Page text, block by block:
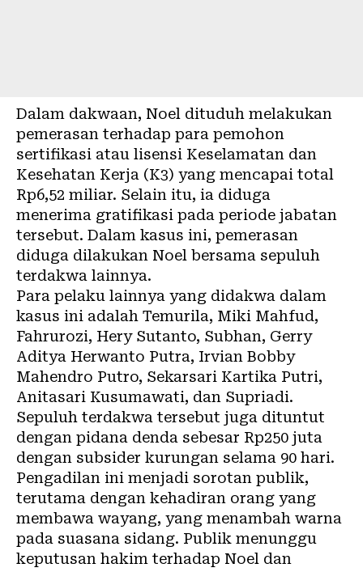
Dalam dakwaan, Noel dituduh melakukan
pemerasan terhadap para pemohon
sertifikasi atau lisensi Keselamatan dan
Kesehatan Kerja (K3) yang mencapai total
Rp6,52 miliar. Selain itu, ia diduga
menerima gratifikasi pada periode jabatan
tersebut. Dalam kasus ini, pemerasan
diduga dilakukan Noel bersama sepuluh
terdakwa lainnya.
Para pelaku lainnya yang didakwa dalam
kasus ini adalah Temurila, Miki Mahfud,
Fahrurozi, Hery Sutanto, Subhan, Gerry
Aditya Herwanto Putra, Irvian Bobby
Mahendro Putro, Sekarsari Kartika Putri,
Anitasari Kusumawati, dan Supriadi.
Sepuluh terdakwa tersebut juga dituntut
dengan pidana denda sebesar Rp250 juta
dengan subsider kurungan selama 90 hari.
Pengadilan ini menjadi sorotan publik,
terutama dengan kehadiran orang yang
membawa wayang, yang menambah warna
pada suasana sidang. Publik menunggu
keputusan hakim terhadap Noel dan